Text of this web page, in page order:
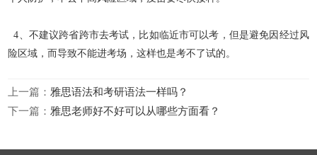
4、不建议跨省跨市去考试，比如临近市可以考，但是避免因经过风
险区域，而导致不能进考场，这样也是考不了试的。
上一篇：雅思语法和考研语法一样吗？
下一篇：雅思老师好不好可以从哪些方面看？